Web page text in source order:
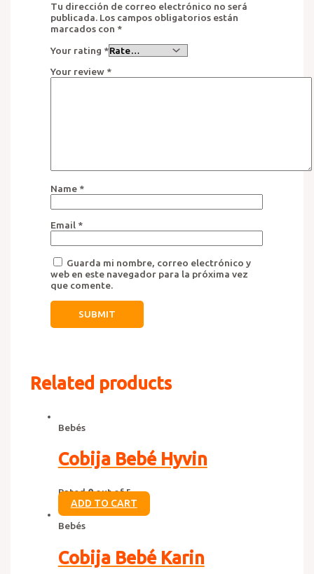
Tu dirección de correo electrónico no será
publicada. Los campos obligatorios están
marcados con *
Your rating *
Your review *
Name *
Email *
Guarda mi nombre, correo electrónico y
web en este navegador para la próxima vez
que comente.
Related products
Bebés
Cobija Bebé Hyvin
Rated0out of 5
ADD TO CART
Bebés
Cobija Bebé Karin